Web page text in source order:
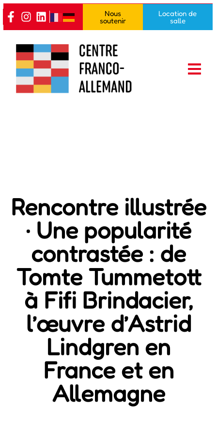
Nous
soutenir
Location de
salle
Rencontre illustrée
· Une popularité
contrastée : de
Tomte Tummetott
à Fifi Brindacier,
l’œuvre d’Astrid
Lindgren en
France et en
Allemagne